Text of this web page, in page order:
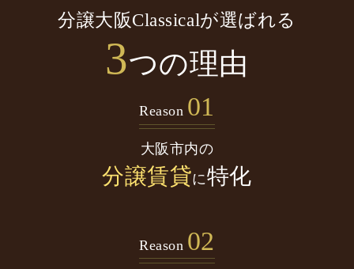
分譲大阪Classicalが選ばれる
3つの理由
Reason 01
大阪市内の
分譲賃貸に特化
Reason 02